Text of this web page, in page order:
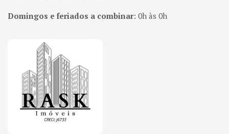
Domingos e feriados a combinar: 0h às 0h
Página inicial